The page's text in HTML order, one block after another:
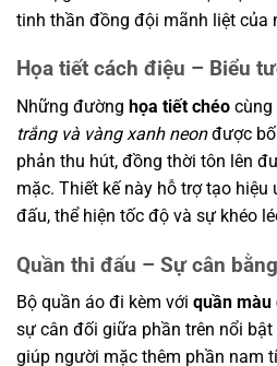
tinh thần đồng đội mãnh liệt của
Họa tiết cách điệu – Biểu
Những đường họa tiết chéo cùng
trắng và vàng xanh neonđược bố
phản thu hút, đồng thời tôn lên
mặc. Thiết kế này hỗ trợ tạo
đấu, thể hiện tốc độ và sự khéo
Quần thi đấu – Sự cân
Bộ quần áo đi kèm với quần
sự cân đối giữa phần trên nổi
giúp người mặc thêm phần nam